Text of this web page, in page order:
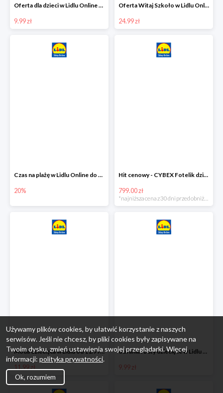
Oferta dla dzieci w Lidlu Online od 9,99 zł
9.99 zł
Oferta Witaj Szkoło w Lidlu Online od 24,99 zł
24.99 zł
Czas na plażę w Lidlu Online do -20%
20%
Hit cenowy - CYBEX Fotelik dziecięcy samochodowy Pallasfix grupa I-III, 9-36 kg
799.00 zł
Moda dziecięca w Lidlu od 11.99 zł
11.99 zł
Ubrania i buty dziecięce w Lidlu Online od 9,99 zł
9.99 zł
Używamy plików cookies, by ułatwić korzystanie z naszych
serwisów. Jeśli nie chcesz, by pliki cookies były zapisywane na
Twoim dysku, zmień ustawienia swojej przeglądarki. Więcej
informacji: polityka prywatności.
Ok, rozumiem